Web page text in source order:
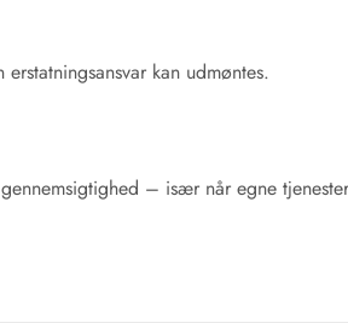
kan udmøntes.
– især når egne